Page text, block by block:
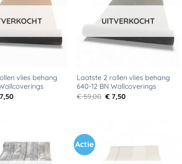
verlanglijst
vlies behang
Huidige
verlanglijst
UITVERKOCHT
Laatste 2 rollen vlies behang
640-12 BN Wallcoverings
€59,00 Oorspronkelijke
prijs
€ 7,50Huidige
Toevoegen
aan
verlanglijst
Actie
Toevoegen
verlanglijst